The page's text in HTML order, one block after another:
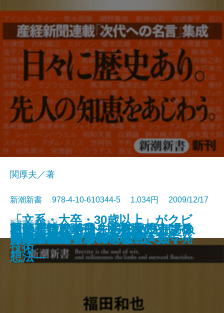
日本の食欲、世界で第何位？
おへそはなぜ一生消えないか―人
体の謎を解く―
自分だけの一冊―北村薫のアンソ
ロジー教室―
民主党代議士の作られ方
あの素晴しい曲をもう一度―フォ
ークからJポップまで―
医薬品クライシス―78兆円市場の
激震―
テレビ局の裏側
朝鮮人特攻隊―「日本人」として
死んだ英霊たち―
戦後落語史
一日一名言―歴史との対話365―
関厚夫／著
新潮新書 978-4-10-610344-5 1,034円 2009/12/17
新書電子書籍あり
人間の器量
日本辺境論
グルメの嘘
60歳からの青春18きっぷ
「メール好感度」を格段に上げる
技術
「文系・大卒・30歳以上」がクビ
になる―大失業時代を生き抜く発
想法―
日本語教のすすめ
ギャルとギャル男の文化人類学
同い年事典―1900～2008―
日本人が知らない幸福